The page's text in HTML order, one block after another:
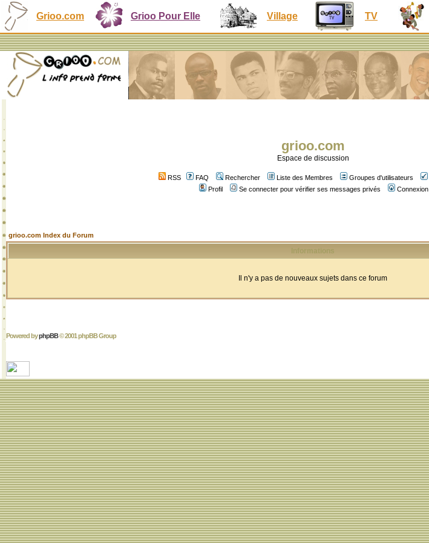
Grioo.com Grioo Pour Elle Village TV
grioo.com
Espace de discussion
RSS FAQ Rechercher Liste des Membres Groupes d'utilisateurs
Profil
Se connecter pour vérifier ses messages privés Connexion
grioo.com Index du Forum
Informations
Il n'y a pas de nouveaux sujets dans ce forum
Powered byphpBB© 2001 phpBB Group